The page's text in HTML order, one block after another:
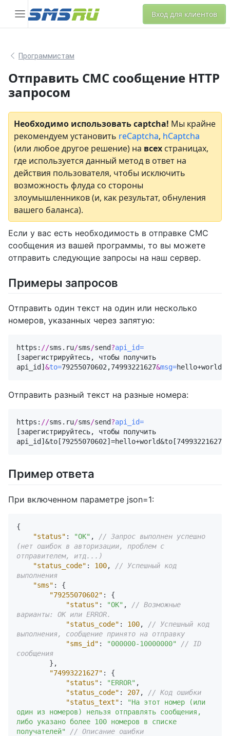
Вход для клиентов
Программистам
Отправить СМС сообщение HTTP
запросом
Необходимо использовать captcha! Мы крайне
рекомендуем установить reCaptcha, hCaptcha
(или любое другое решение) на всех страницах,
где используется данный метод в ответ на
действия пользователя, чтобы исключить
возможность флуда со стороны
злоумышленников (и, как результат, обнуления
вашего баланса).
Если у вас есть необходимость в отправке СМС
сообщения из вашей программы, то вы можете
отправить следующие запросы на наш сервер.
Примеры запросов
Отправить один текст на один или несколько
номеров, указанных через запятую:
https: //sms.ru/sms/send?api_id=
[зарегистрируйтесь, чтобы получить
api_id] &to=79255070602,74993221627&msg=hello+world
Отправить разный текст на разные номера:
https: //sms.ru/sms/send?api_id=
[зарегистрируйтесь, чтобы получить
api_id]
Пример ответа
При включенном параметре json=1:
{
"status" : "OK" ,
// Запрос выполнен успешно
(нет ошибок в авторизации, проблем с
отправителем, итд...)
"status_code" : 100,
// Успешный код
выполнения
"sms" :
{
"79255070602" :
{
"status" : "OK" ,
// Возможные
варианты: OK или ERROR.
"status_code" : 100,
// Успешный код
выполнения, сообщение принято на отправку
"sms_id" : "000000-10000000"
// ID
сообщения
} ,
"74993221627" :
{
"status" : "ERROR" ,
"status_code" : 207,
// Код ошибки
"status_text" :
"На этот номер (или
один из номеров) нельзя отправлять сообщения,
либо указано более 100 номеров в списке
получателей"
// Описание ошибки